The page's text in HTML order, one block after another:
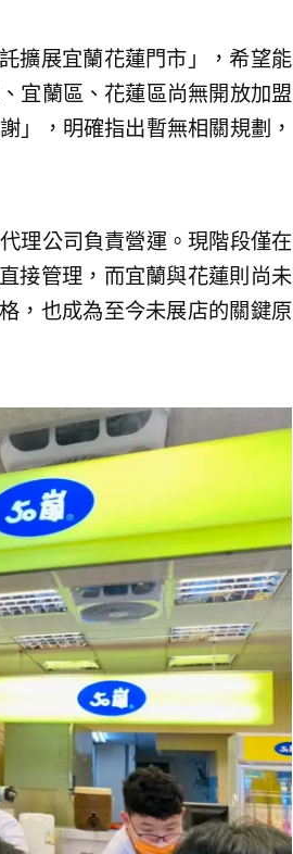
擴展宜蘭花蓮門市」，希望能
宜蘭區、花蓮區尚無開放加盟
」，明確指出暫無相關規劃，
理公司負責營運。現階段僅在
接管理，而宜蘭與花蓮則尚未
，也成為至今未展店的關鍵原